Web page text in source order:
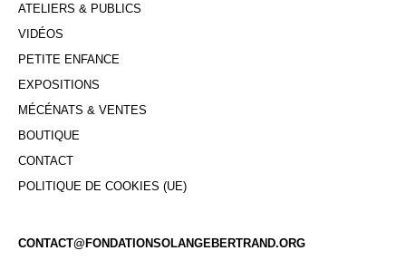
ATELIERS & PUBLICS
VIDÉOS
PETITE ENFANCE
EXPOSITIONS
MÉCÉNATS & VENTES
BOUTIQUE
CONTACT
POLITIQUE DE COOKIES (UE)
CONTACT@FONDATIONSOLANGEBERTRAND.ORG